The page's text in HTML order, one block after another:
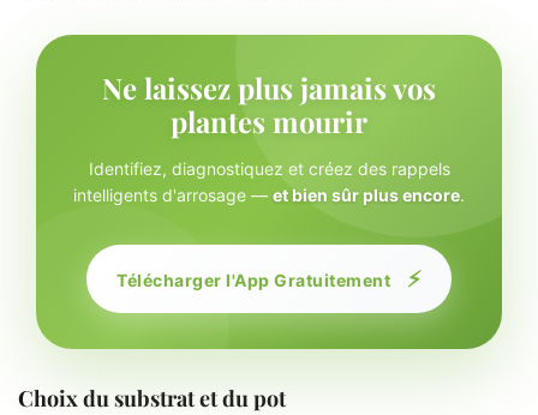
Ne laissez plus jamais vos
plantes mourir
Identifiez, diagnostiquez et créez des rappels
intelligents d'arrosage — et bien sûr plus encore.
Télécharger l'App Gratuitement ⚡
Choix du substrat et du pot